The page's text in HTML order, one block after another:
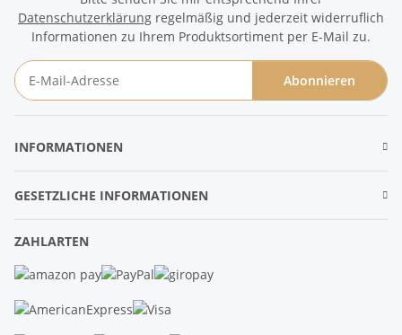
Datenschutzerklärung regelmäßig und jederzeit widerruflich
Informationen zu Ihrem Produktsortiment per E-Mail zu.
Abonnieren
INFORMATIONEN
GESETZLICHE INFORMATIONEN
ZAHLARTEN